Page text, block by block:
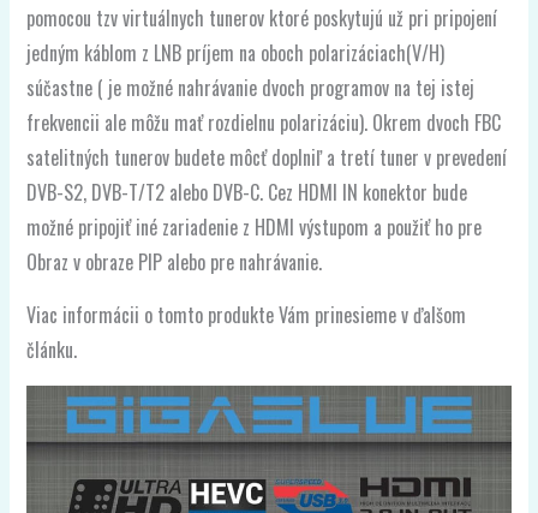
pomocou tzv virtuálnych tunerov ktoré poskytujú už pri pripojení
jedným káblom z LNB príjem na oboch polarizáciach(V/H)
súčastne ( je možné nahrávanie dvoch programov na tej istej
frekvencii ale môžu mať rozdielnu polarizáciu). Okrem dvoch FBC
satelitných tunerov budete môcť doplniľ a tretí tuner v prevedení
DVB-S2, DVB-T/T2 alebo DVB-C. Cez HDMI IN konektor bude
možné pripojiť iné zariadenie z HDMI výstupom a použiť ho pre
Obraz v obraze PIP alebo pre nahrávanie.
Viac informácii o tomto produkte Vám prinesieme v ďalšom
článku.